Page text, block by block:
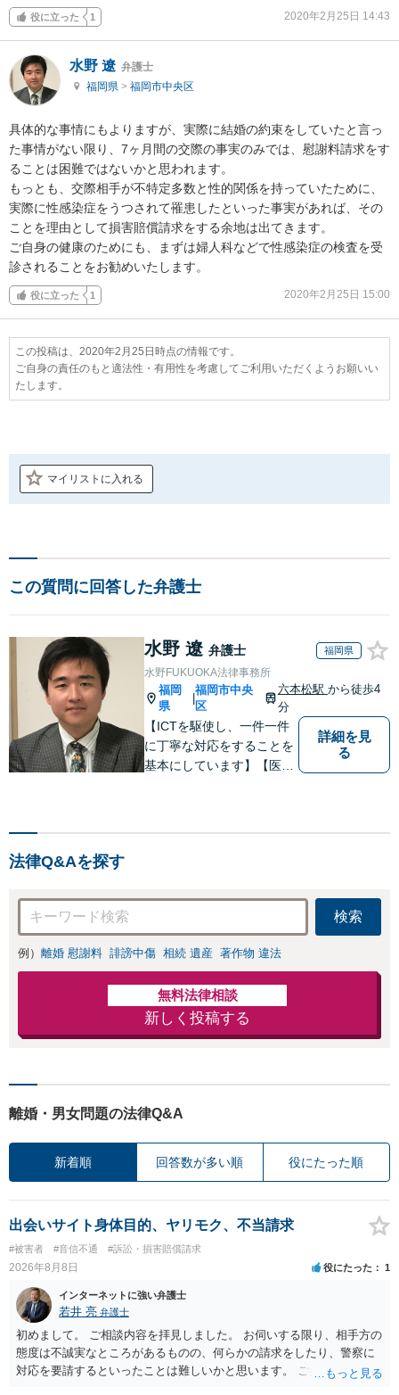
役に立った 1 2020年2月25日 14:43
水野 遼 弁護士
福岡県 > 福岡市中央区
具体的な事情にもよりますが、実際に結婚の約束をしていたと言っ
た事情がない限り、7ヶ月間の交際の事実のみでは、慰謝料請求をす
ることは困難ではないかと思われます。
もっとも、交際相手が不特定多数と性的関係を持っていたために、
実際に性感染症をうつされて罹患したといった事実があれば、その
ことを理由として損害賠償請求をする余地は出てきます。
ご自身の健康のためにも、まずは婦人科などで性感染症の検査を受
診されることをお勧めいたします。
役に立った 1 2020年2月25日 15:00
この投稿は、2020年2月25日時点の情報です。
ご自身の責任のもと適法性・有用性を考慮してご利用いただくようお願いい
たします。
マイリストに入れる
この質問に回答した弁護士
水野 遼 弁護士 福岡県
水野FUKUOKA法律事務所
福岡
県
|
福岡市中央
区
六本松駅 から徒歩4
分
【ICTを駆使し、一件一件
に丁寧な対応をすることを
基本にしています】【医療
事件と向き合います！
詳細を見
る
法律Q&Aを探す
検索
例） 離婚 慰謝料 誹謗中傷 相続 遺産 著作物 違法
無料法律相談
新しく投稿する
離婚・男女問題の法律Q&A
新着順 回答数が多い順 役にたった順
出会いサイト身体目的、ヤリモク、不当請求
#被害者 #音信不通 #訴訟・損害賠償請求
2026年8月8日 役にたった 1
インターネットに強い弁護士
若井 亮 弁護士
初めまして。 ご相談内容を拝見しました。 お伺いする限り、相手方の
態度は不誠実なところがあるものの、何らかの請求をしたり、警察に
対応を要請するといったことは難しいかと思います。 ご参考になれば